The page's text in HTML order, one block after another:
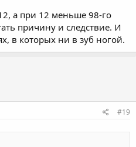
а при 12 меньше 98-го
причину и следствие. И
в которых ни в зуб ногой.
#19